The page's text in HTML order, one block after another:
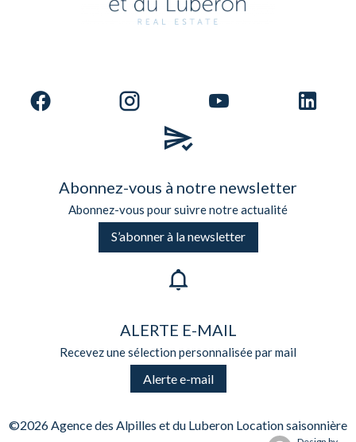
Abonnez-vous à notre newsletter
Abonnez-vous pour suivre notre actualité
S’abonner à la newsletter
ALERTE E-MAIL
Recevez une sélection personnalisée par mail
Alerte e-mail
©2026 Agence des Alpilles et du Luberon Location saisonnière